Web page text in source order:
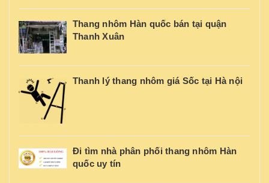
Thang nhôm Hàn quốc bán tại quận
Thanh Xuân
Thanh lý thang nhôm giá Sốc tại Hà nội
Đi tìm nhà phân phối thang nhôm Hàn
quốc uy tín